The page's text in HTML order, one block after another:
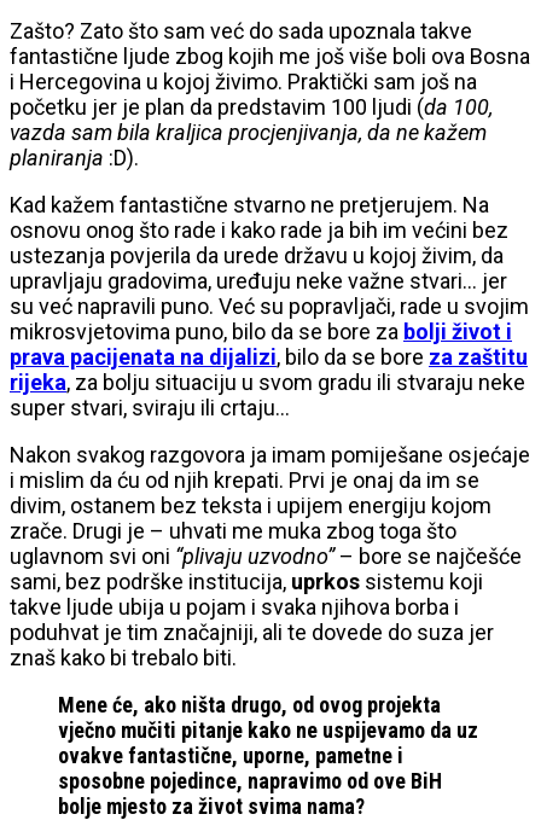
Zašto? Zato što sam već do sada upoznala takve
fantastične ljude zbog kojih me još više boli ova Bosna
i Hercegovina u kojoj živimo. Praktički sam još na
početku jer je plan da predstavim 100 ljudi (da 100,
vazda sam bila kraljica procjenjivanja, da ne kažem
planiranja :D).
Kad kažem fantastične stvarno ne pretjerujem. Na
osnovu onog što rade i kako rade ja bih im većini bez
ustezanja povjerila da urede državu u kojoj živim, da
upravljaju gradovima, uređuju neke važne stvari… jer
su već napravili puno. Već su popravljači, rade u svojim
mikrosvjetovima puno, bilo da se bore za bolji život i
prava pacijenata na dijalizi, bilo da se bore za zaštitu
rijeka, za bolju situaciju u svom gradu ili stvaraju neke
super stvari, sviraju ili crtaju…
Nakon svakog razgovora ja imam pomiješane osjećaje
i mislim da ću od njih krepati. Prvi je onaj da im se
divim, ostanem bez teksta i upijem energiju kojom
zrače. Drugi je – uhvati me muka zbog toga što
uglavnom svi oni “plivaju uzvodno”– bore se najčešće
sami, bez podrške institucija, uprkos sistemu koji
takve ljude ubija u pojam i svaka njihova borba i
poduhvat je tim značajniji, ali te dovede do suza jer
znaš kako bi trebalo biti.
Mene će, ako ništa drugo, od ovog projekta
vječno mučiti pitanje kako ne uspijevamo da uz
ovakve fantastične, uporne, pametne i
sposobne pojedince, napravimo od ove BiH
bolje mjesto za život svima nama?